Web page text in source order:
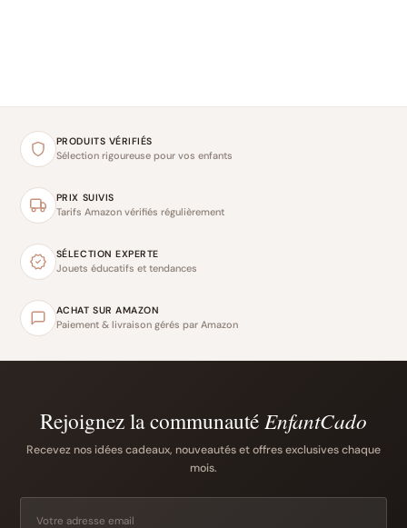
PRODUITS VÉRIFIÉS
Sélection rigoureuse pour vos enfants
PRIX SUIVIS
Tarifs Amazon vérifiés régulièrement
SÉLECTION EXPERTE
Jouets éducatifs et tendances
ACHAT SUR AMAZON
Paiement & livraison gérés par Amazon
Rejoignez la communauté EnfantCado
Recevez nos idées cadeaux, nouveautés et offres exclusives chaque
mois.